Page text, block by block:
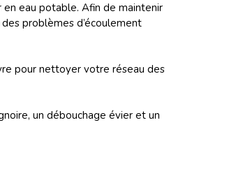
en eau potable. Afin de maintenir
problèmes d’écoulement
pour nettoyer votre réseau des
un débouchage évier et un